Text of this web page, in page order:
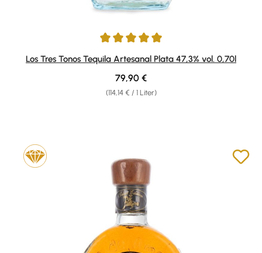
Durchschnittliche Bewertung von 5 von 5 Sternen
Los Tres Tonos Tequila Artesanal Plata 47,3% vol. 0,70l
(114,14 € / 1 Liter)
Regulärer Preis:
79,90 €